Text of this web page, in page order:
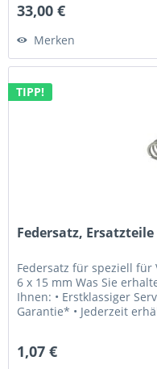
33,00 €
Merken
TIPP!
Federsatz,
Federsatz für speziell für
6 x 15 mm Was Sie
Ihnen: • Erstklassiger
Garantie* • Jederzeit
1,07 €